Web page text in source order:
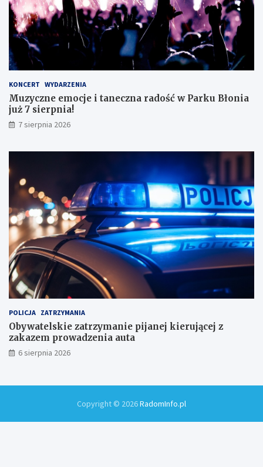
s
k
o
n
a
ł
m
i
w
y
k
a
m
KONCERT WYDARZENIA
Muzyczne emocje i taneczna radość w Parku Błonia
już 7 sierpnia!
7 sierpnia 2026
POLICJA ZATRZYMANIA
Obywatelskie zatrzymanie pijanej kierującej z
zakazem prowadzenia auta
6 sierpnia 2026
Copyright © 2026RadomInfo.pl